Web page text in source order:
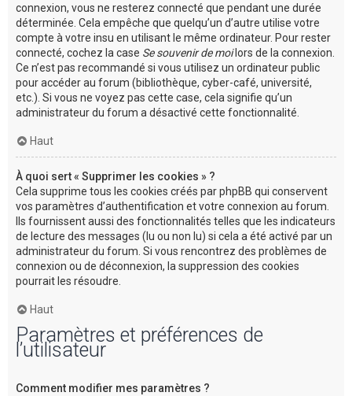
connexion, vous ne resterez connecté que pendant une durée
déterminée. Cela empêche que quelqu’un d’autre utilise votre
compte à votre insu en utilisant le même ordinateur. Pour rester
connecté, cochez la case Se souvenir de moilors de la connexion.
Ce n’est pas recommandé si vous utilisez un ordinateur public
pour accéder au forum (bibliothèque, cyber-café, université,
etc.). Si vous ne voyez pas cette case, cela signifie qu’un
administrateur du forum a désactivé cette fonctionnalité.
Haut
À quoi sert « Supprimer les cookies » ?
Cela supprime tous les cookies créés par phpBB qui conservent
vos paramètres d’authentification et votre connexion au forum.
Ils fournissent aussi des fonctionnalités telles que les indicateurs
de lecture des messages (lu ou non lu) si cela a été activé par un
administrateur du forum. Si vous rencontrez des problèmes de
connexion ou de déconnexion, la suppression des cookies
pourrait les résoudre.
Haut
Paramètres et préférences de
l’utilisateur
Comment modifier mes paramètres ?